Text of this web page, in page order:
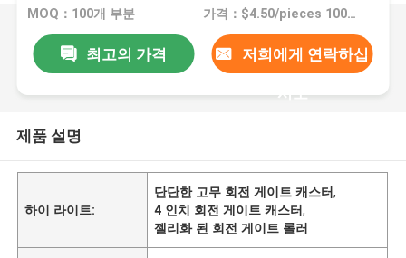
MOQ：100개 부분 가격：$4.50/pieces 100-999 pieces
최고의 가격 저희에게 연락하십
시오
제품 설명
하이 라이트:
단단한 고무 회전 게이트 캐스터,
4 인치 회전 게이트 캐스터,
젤리화 된 회전 게이트 롤러